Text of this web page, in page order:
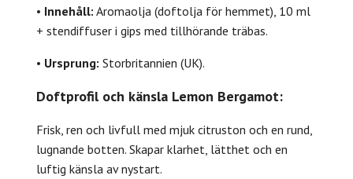
• Innehåll: Aromaolja (doftolja för hemmet), 10 ml
+ stendiffuser i gips med tillhörande träbas.
• Ursprung: Storbritannien (UK).
Doftprofil och känsla Lemon Bergamot:
Frisk, ren och livfull med mjuk citruston och en rund,
lugnande botten. Skapar klarhet, lätthet och en
luftig känsla av nystart.